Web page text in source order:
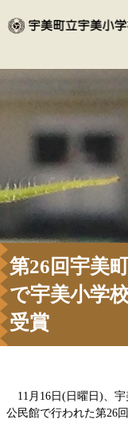
第26回宇美
で宇美小学
受賞
11月16日(日曜日)、宇
公民館で行われた第26